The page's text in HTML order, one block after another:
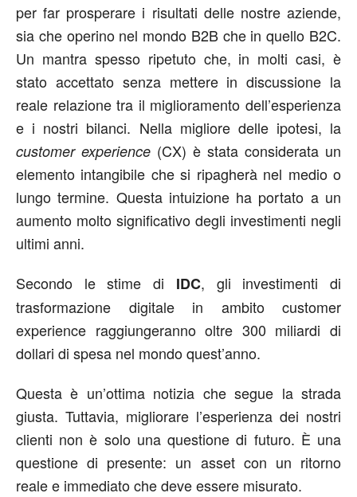
per far prosperare i risultati delle nostre aziende,
sia che operino nel mondo B2B che in quello B2C.
Un mantra spesso ripetuto che, in molti casi, è
stato accettato senza mettere in discussione la
reale relazione tra il miglioramento dell’esperienza
e i nostri bilanci. Nella migliore delle ipotesi, la
customer experience (CX) è stata considerata un
elemento intangibile che si ripagherà nel medio o
lungo termine. Questa intuizione ha portato a un
aumento molto significativo degli investimenti negli
ultimi anni.
Secondo le stime di IDC, gli investimenti di
trasformazione digitale in ambito customer
experience raggiungeranno oltre 300 miliardi di
dollari di spesa nel mondo quest’anno.
Questa è un’ottima notizia che segue la strada
giusta. Tuttavia, migliorare l’esperienza dei nostri
clienti non è solo una questione di futuro. È una
questione di presente: un asset con un ritorno
reale e immediato che deve essere misurato.